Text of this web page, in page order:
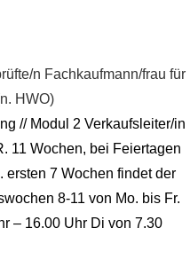
n Fachkaufmann/frau für
HWO)
// Modul 2 Verkaufsleiter/in
11 Wochen, bei Feiertagen
ersten 7 Wochen findet der
8-11 von Mo. bis Fr.
– 16.00 Uhr Di von 7.30